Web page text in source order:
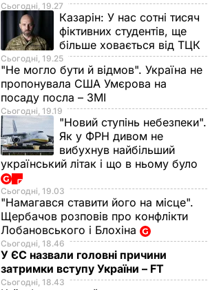
Сьогодні, 19.27
Казарін: У нас сотні тисяч
фіктивних студентів, ще
більше ховається від ТЦК
Сьогодні, 19.25
"Не могло бути й відмов". Україна не
пропонувала США Умєрова на
посаду посла – ЗМІ
Сьогодні, 19.19
"Новий ступінь небезпеки".
Як у ФРН дивом не
вибухнув найбільший
український літак і що в ньому було
Сьогодні, 19.03
"Намагався ставити його на місце".
Щербачов розповів про конфлікти
Лобановського і Блохіна
Сьогодні, 18.46
У ЄС назвали головні причини
затримки вступу України – FT
Сьогодні, 18.43